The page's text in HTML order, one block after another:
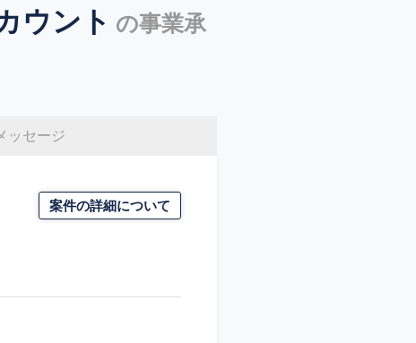
ウント の事業承
ッセージ
案件の詳細について